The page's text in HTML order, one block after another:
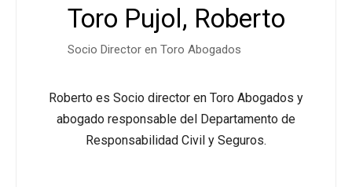
Toro Pujol, Roberto
Socio Director en Toro Abogados
Roberto es Socio director en Toro Abogados y
abogado responsable del Departamento de
Responsabilidad Civil y Seguros.